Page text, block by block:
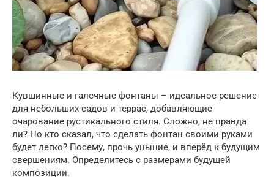
Кувшинные и галечные фонтаны – идеальное решение
для небольших садов и террас, добавляющие
очарование рустикального стиля. Сложно, не правда
ли? Но кто сказал, что сделать фонтан своими руками
будет легко? Посему, прочь уныние, и вперёд к будущим
свершениям. Определитесь с размерами будущей
композиции.